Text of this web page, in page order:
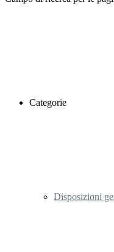
Categorie
Disposizioni